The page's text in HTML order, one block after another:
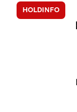
HOLDINFO